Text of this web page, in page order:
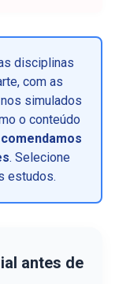
disciplinas
com as
simulados
o conteúdo
. Selecione
estudos.
antes de